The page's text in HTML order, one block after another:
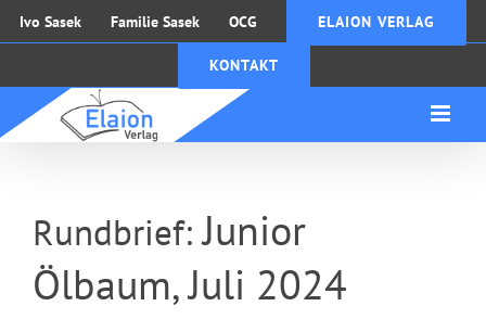
Zum
Inhalt
Ivo Sasek Familie Sasek OCG ELAION VERLAG
KONTAKT
Rundbrief:Junior
Ölbaum, Juli 2024